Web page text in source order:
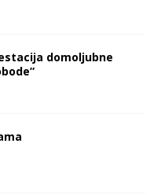
domoljubne